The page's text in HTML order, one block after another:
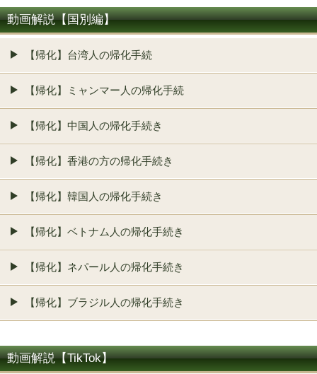
動画解説【国別編】
【帰化】台湾人の帰化手続
【帰化】ミャンマー人の帰化手続
【帰化】中国人の帰化手続き
【帰化】香港の方の帰化手続き
【帰化】韓国人の帰化手続き
【帰化】ベトナム人の帰化手続き
【帰化】ネパール人の帰化手続き
【帰化】ブラジル人の帰化手続き
動画解説【TikTok】